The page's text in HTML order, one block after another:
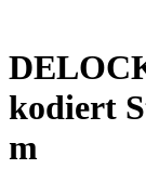
kodiert
m